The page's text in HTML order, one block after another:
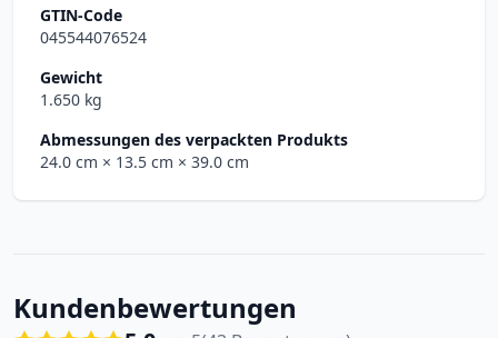
GTIN-Code
045544076524
Gewicht
1.650 kg
Abmessungen des verpackten Produkts
24.0 cm × 13.5 cm × 39.0 cm
Kundenbewertungen